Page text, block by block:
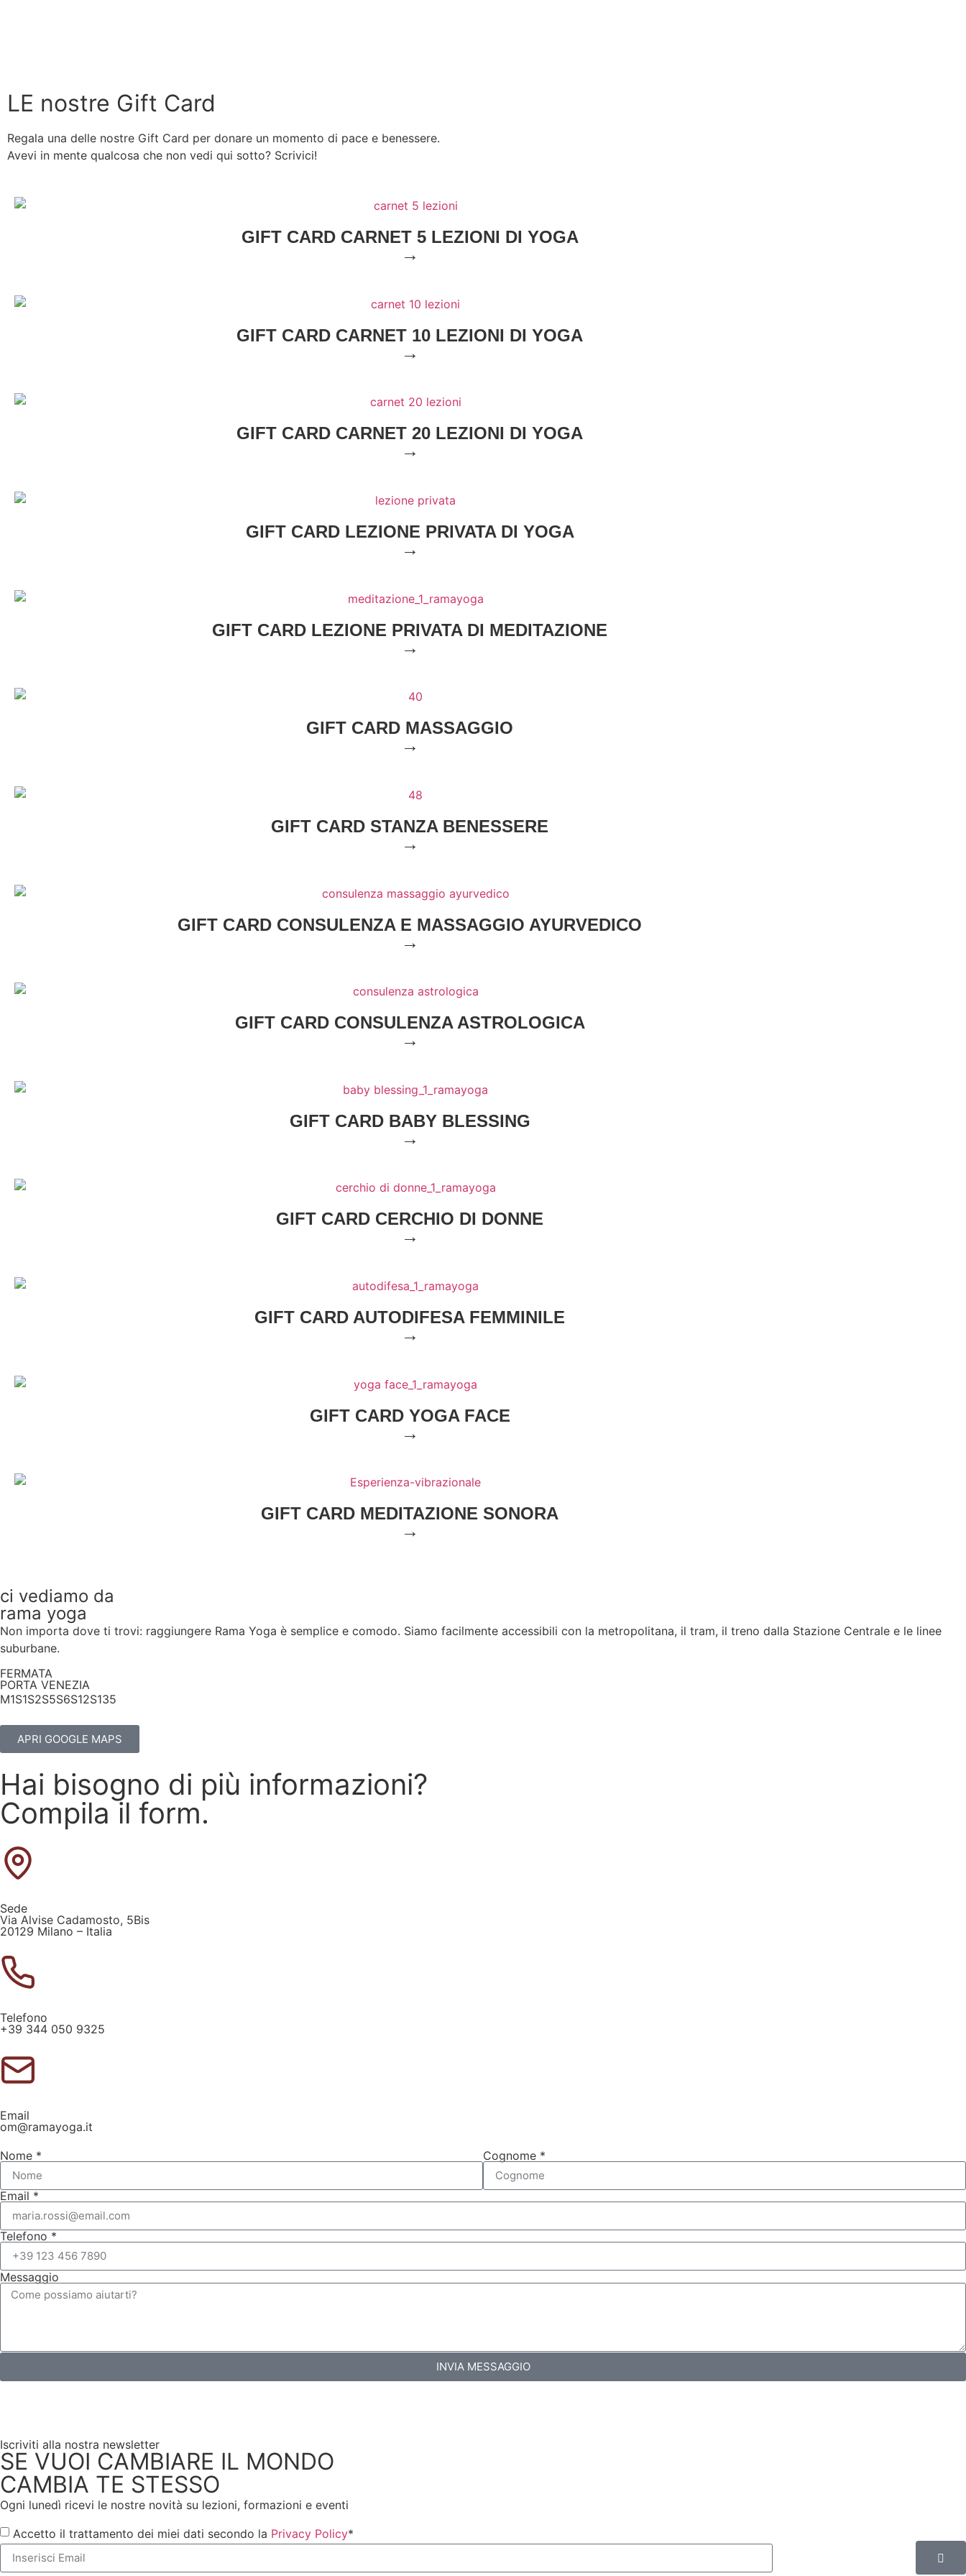
LE nostre Gift Card
Regala una delle nostre Gift Card per donare un momento di pace e benessere.
Avevi in mente qualcosa che non vedi qui sotto? Scrivici!
GIFT CARD CARNET 5 LEZIONI DI YOGA
→
GIFT CARD CARNET 10 LEZIONI DI YOGA
→
GIFT CARD CARNET 20 LEZIONI DI YOGA
→
GIFT CARD LEZIONE PRIVATA DI YOGA
→
GIFT CARD LEZIONE PRIVATA DI MEDITAZIONE
→
GIFT CARD MASSAGGIO
→
GIFT CARD STANZA BENESSERE
→
GIFT CARD CONSULENZA E MASSAGGIO AYURVEDICO
→
GIFT CARD CONSULENZA ASTROLOGICA
→
GIFT CARD BABY BLESSING
→
GIFT CARD CERCHIO DI DONNE
→
GIFT CARD AUTODIFESA FEMMINILE
→
GIFT CARD YOGA FACE
→
GIFT CARD MEDITAZIONE SONORA
→
ci vediamo da
rama yoga
Non importa dove ti trovi: raggiungere Rama Yoga è semplice e comodo. Siamo facilmente accessibili con la metropolitana, il tram, il treno dalla Stazione Centrale e le linee
suburbane.
FERMATA
PORTA VENEZIA
M1S1S2S5S6S12S135
APRI GOOGLE MAPS
Hai bisogno di più informazioni?
Compila il form.
Sede
Via Alvise Cadamosto, 5Bis
20129 Milano – Italia
Telefono
+39 344 050 9325
Email
om@ramayoga.it
Nome *
Cognome *
Email *
Telefono *
Messaggio
INVIA MESSAGGIO
Iscriviti alla nostra newsletter
SE VUOI CAMBIARE IL MONDO
CAMBIA TE STESSO
Ogni lunedì ricevi le nostre novità su lezioni, formazioni e eventi
Accetto il trattamento dei miei dati secondo la Privacy Policy*